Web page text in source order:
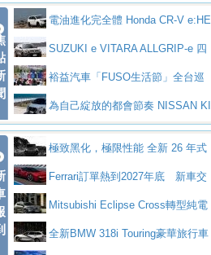
電油進化完全體 Honda CR-V e:HE
V PrestigeSUZUKI e VITARA ALLGRIP-e 四
驅精神的純電新詮釋
裕益汽車「FUSO生活節」全台巡
迴 結合生活體驗、交通安全與購車優惠
為自己綻放的都會節奏 NISSAN KI
CKS SAKURA為品味獨具層峰買家打造的頂級座
駕，MAZDA CX-90 33T AWD Premium Ca
ptain Seat
EV
技的座駕! Ford Territory中型油電休旅
SO Super Great今日在台登場，結合先進安
極致黑化，極限性能 全新 26 年式
DEFENDER OCTA BLACK 限量登台
Ferrari訂單熱到2027年底 新車交
付至少得等一年以上
Mitsubishi Eclipse Cross轉型純電
休旅 87kWh電池續航超過600公里
全新BMW 318i Touring豪華旅行車